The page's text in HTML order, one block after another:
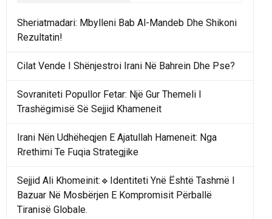
Sheriatmadari: Mbylleni Bab Al-Mandeb Dhe Shikoni
Rezultatin!
Cilat Vende I Shënjestroi Irani Në Bahrein Dhe Pse?
Sovraniteti Popullor Fetar: Një Gur Themeli I
Trashëgimisë Së Sejjid Khameneit
Irani Nën Udhëheqjen E Ajatullah Hameneit: Nga
Rrethimi Te Fuqia Strategjike
Sejjid Ali Khomeinit:🔹Identiteti Ynë Është Tashmë I
Bazuar Në Mosbërjen E Kompromisit Përballë
Tiranisë Globale.